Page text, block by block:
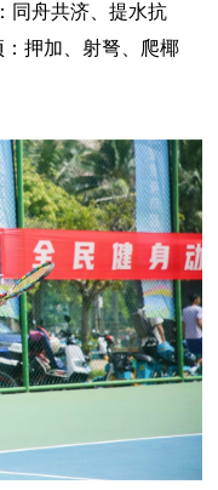
同舟共济、提水抗
：押加、射弩、爬椰